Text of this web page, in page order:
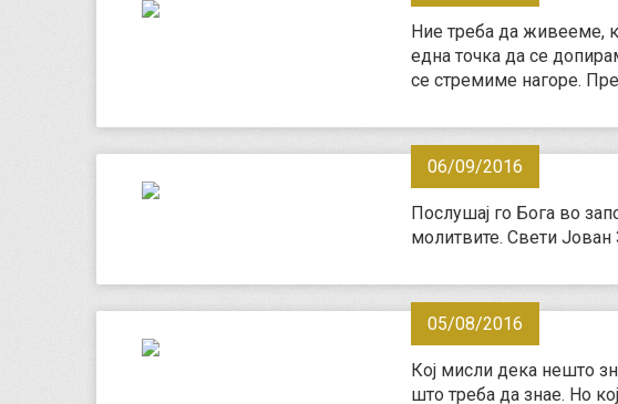
Ние треба да живееме,
една точка да се
се стремиме нагоре.
06/09/2016
Послушај го Бога во
молитвите. Свети Јован
05/08/2016
Кој мисли дека нешто
што треба да знае. Но